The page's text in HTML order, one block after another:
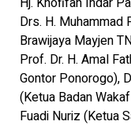
Drs. H. Muhammad
Brawijaya Mayjen
Prof. Dr. H. Amal
Gontor Ponorogo),
(Ketua Badan
Fuadi Nuriz (Ketua